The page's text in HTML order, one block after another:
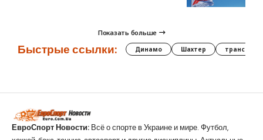
Показать больше
Быстрые ссылки: Динамо Шахтер трансферы
ЕвроСпорт Новости: Всё о спорте в Украине и мире. Футбол,